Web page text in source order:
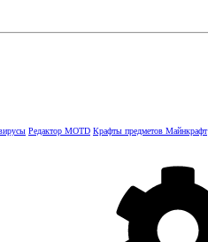
Редактор MOTD Крафты предметов Майнкрафт